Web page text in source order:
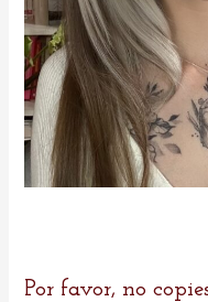
Por favor, no